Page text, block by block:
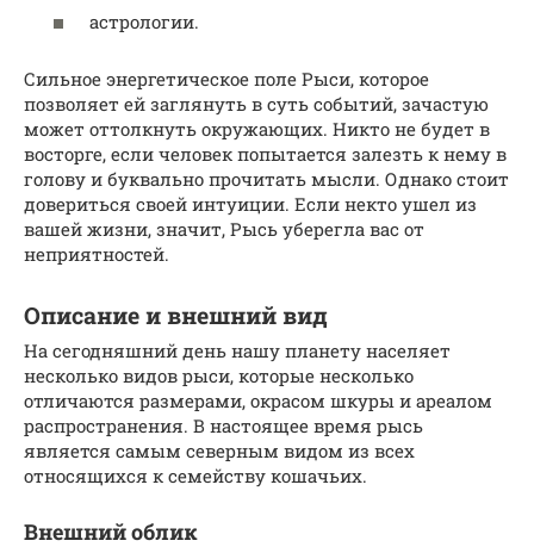
астрологии.
Сильное энергетическое поле Рыси, которое
позволяет ей заглянуть в суть событий, зачастую
может оттолкнуть окружающих. Никто не будет в
восторге, если человек попытается залезть к нему в
голову и буквально прочитать мысли. Однако стоит
довериться своей интуиции. Если некто ушел из
вашей жизни, значит, Рысь уберегла вас от
неприятностей.
Описание и внешний вид
На сегодняшний день нашу планету населяет
несколько видов рыси, которые несколько
отличаются размерами, окрасом шкуры и ареалом
распространения. В настоящее время рысь
является самым северным видом из всех
относящихся к семейству кошачьих.
Внешний облик